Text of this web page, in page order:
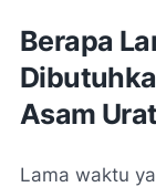
Berapa
Asam
Lama waktu